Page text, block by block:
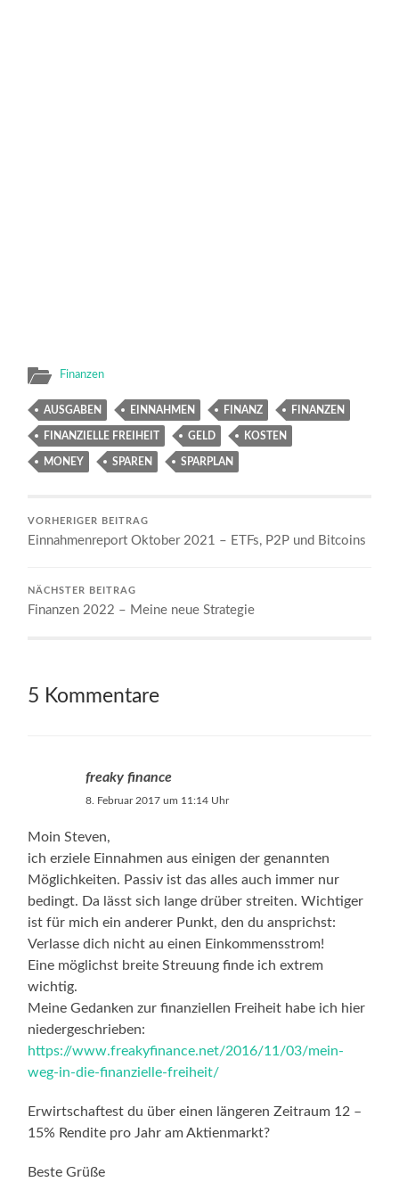
Finanzen
AUSGABEN EINNAHMEN FINANZ FINANZEN
FINANZIELLE FREIHEIT GELD KOSTEN
MONEY SPAREN SPARPLAN
VORHERIGER BEITRAG
Einnahmenreport Oktober 2021 – ETFs, P2P und Bitcoins
NÄCHSTER BEITRAG
Finanzen 2022 – Meine neue Strategie
5 Kommentare
freaky finance
8. Februar 2017 um 11:14 Uhr
Moin Steven,
ich erziele Einnahmen aus einigen der genannten
Möglichkeiten. Passiv ist das alles auch immer nur
bedingt. Da lässt sich lange drüber streiten. Wichtiger
ist für mich ein anderer Punkt, den du ansprichst:
Verlasse dich nicht au einen Einkommensstrom!
Eine möglichst breite Streuung finde ich extrem
wichtig.
Meine Gedanken zur finanziellen Freiheit habe ich hier
niedergeschrieben:
https://www.freakyfinance.net/2016/11/03/mein-
weg-in-die-finanzielle-freiheit/
Erwirtschaftest du über einen längeren Zeitraum 12 –
15% Rendite pro Jahr am Aktienmarkt?
Beste Grüße